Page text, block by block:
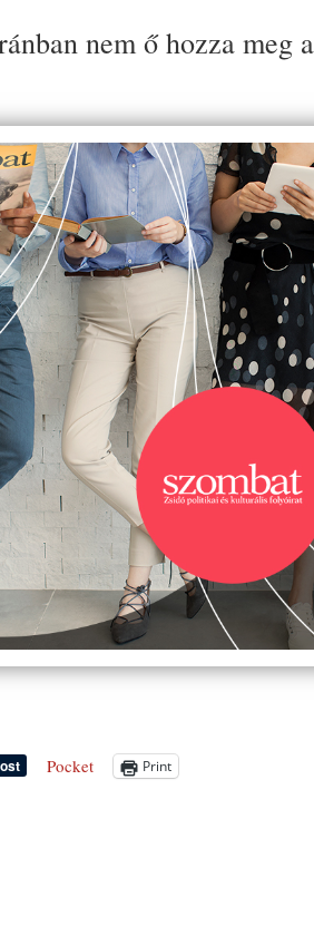
nem ő hozza meg
Pocket Print